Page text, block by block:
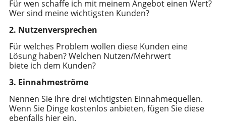
Für wen schaffe ich mit meinem Angebot einen Wert?
Wer sind meine wichtigsten Kunden?
2. Nutzenversprechen
Für welches Problem wollen diese Kunden eine
Lösung haben? Welchen Nutzen/Mehrwert
biete ich dem Kunden?
3. Einnahmeströme
Nennen Sie Ihre drei wichtigsten Einnahmequellen.
Wenn Sie Dinge kostenlos anbieten, fügen Sie diese
ebenfalls hier ein.